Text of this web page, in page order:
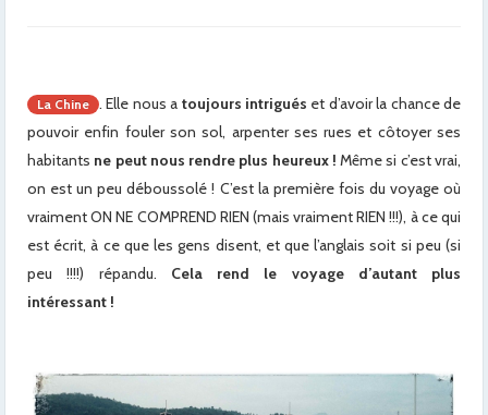
La Chine . Elle nous a toujours intrigués et d’avoir la chance de
pouvoir enfin fouler son sol, arpenter ses rues et côtoyer ses
habitants ne peut nous rendre plus heureux ! Même si c’est vrai,
on est un peu déboussolé ! C’est la première fois du voyage où
vraiment ON NE COMPREND RIEN (mais vraiment RIEN !!!), à ce qui
est écrit, à ce que les gens disent, et que l’anglais soit si peu (si
peu !!!!) répandu. Cela rend le voyage d’autant plus
intéressant !